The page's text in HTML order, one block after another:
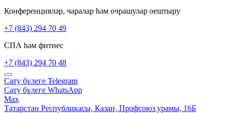
Конференцияләр, чаралар һәм очрашулар оештыру
+7 (843) 294 70 49
СПА һәм фитнес
+7 (843) 294 70 48
Сату бүлеге Telegram
Сату бүлеге WhatsApp
Max
Татарстан Республикасы, Казан, Профсоюз урамы, 16Б